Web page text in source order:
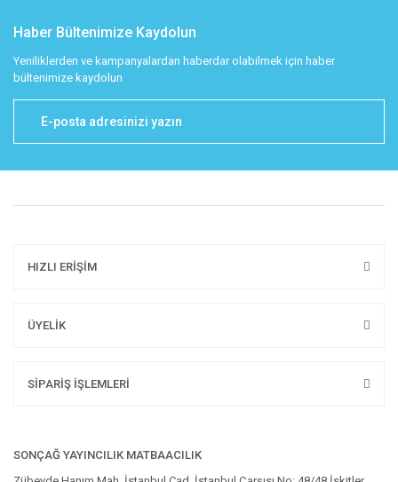
Haber Bültenimize Kaydolun
Yeniliklerden ve kampanyalardan haberdar olabilmek için haber
bültenimize kaydolun
HIZLI ERİŞİM
ÜYELİK
SİPARİŞ İŞLEMLERİ
SONÇAĞ YAYINCILIK MATBAACILIK